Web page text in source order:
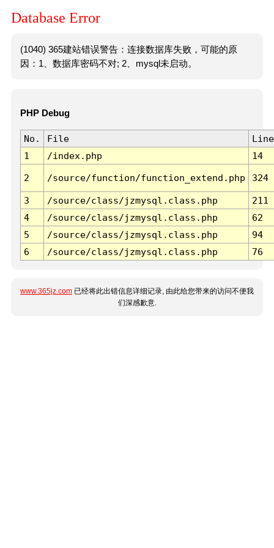
Database Error
(1040) 365建站错误警告：连接数据库失败，可能的原
因：1、数据库密码不对; 2、mysql未启动。
PHP Debug
No. File
Line
1
/index.php 14
2 /source/function/function_extend.php 324
3 /source/class/jzmysql.class.php
211
4
/source/class/jzmysql.class.php
62
5
/source/class/jzmysql.class.php
94
6
/source/class/jzmysql.class.php 76
www.365jz.com 已经将此出错信息详细记录, 由此给您带来的访问不便我
们深感歉意.